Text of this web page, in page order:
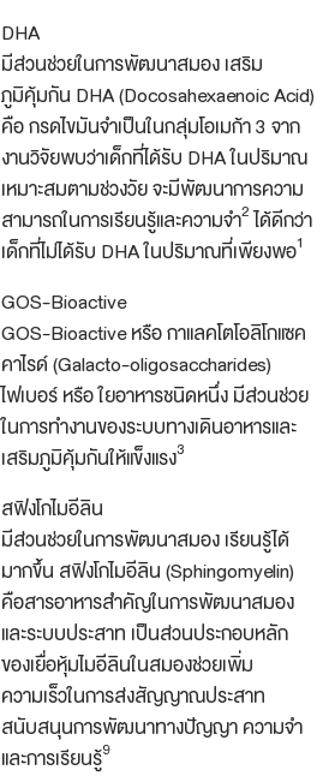
DHA
มีส่วนช่วยในการพัฒนาสมอง เสริม
ภูมิคุ้มกัน DHA (Docosahexaenoic Acid)
คือ กรดไขมันจำเป็นในกลุ่มโอเมก้า 3 จาก
งานวิจัยพบว่าเด็กที่ได้รับ DHA ในปริมาณ
เหมาะสมตามช่วงวัย จะมีพัฒนาการความ
สามารถในการเรียนรู้และความจำ2ได้ดีกว่า
เด็กที่ไม่ได้รับ DHA ในปริมาณที่เพียงพอ1
GOS-Bioactive
GOS-Bioactive หรือ กาแลคโตโอลิโกแซค
คาไรด์ (Galacto-oligosaccharides)
ไฟเบอร์ หรือ ใยอาหารชนิดหนึ่ง มีส่วนช่วย
ในการทำงานของระบบทางเดินอาหารและ
เสริมภูมิคุ้มกันให้แข็งแรง3
สฟิงโกไมอีลิน
มีส่วนช่วยในการพัฒนาสมอง เรียนรู้ได้
มากขึ้น สฟิงโกไมอีลิน (Sphingomyelin)
คือสารอาหารสำคัญในการพัฒนาสมอง
และระบบประสาท เป็นส่วนประกอบหลัก
ของเยื่อหุ้มไมอีลินในสมองช่วยเพิ่ม
ความเร็วในการส่งสัญญาณประสาท
สนับสนุนการพัฒนาทางปัญญา ความจำ
และการเรียนรู้9